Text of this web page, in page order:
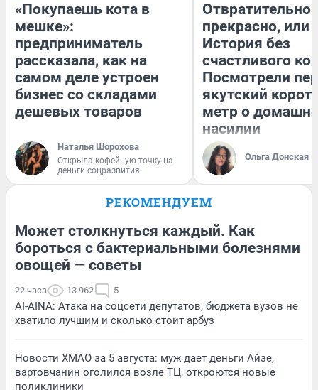
«Покупаешь кота в
мешке»:
предприниматель
рассказала, как на
самом деле устроен
бизнес со складами
дешевых товаров
Наталья Шорохова
Открыла кофейную точку на
деньги соцразвития
Отвратительно
прекрасно, или
История без
счастливого
Посмотрели
якутский
метр о
насилии
Ольга Донская
РЕКОМЕНДУЕМ
Может столкнуться каждый. Как
бороться с бактериальными болезнями
овощей — советы
22 часа 13 962 5
AI-AINA: Атака на соцсети депутатов, бюджета вузов не
хватило лучшим и сколько стоит арбуз
Новости ХМАО за 5 августа: муж дает деньги Айзе,
вартовчанин оголился возле ТЦ, откроются новые
поликлиники